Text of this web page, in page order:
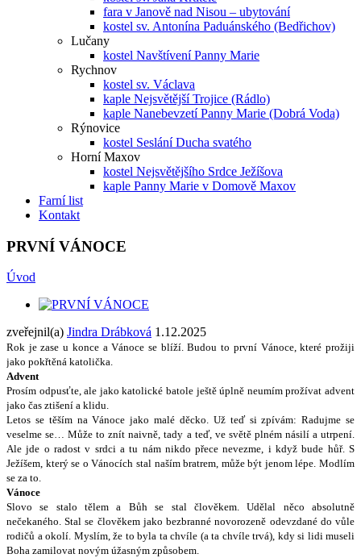
fara v Janově nad Nisou – ubytování
kostel sv. Antonína Paduánského (Bedřichov)
Lučany
kostel Navštívení Panny Marie
Rychnov
kostel sv. Václava
kaple Nejsvětější Trojice (Rádlo)
kaple Nanebevzetí Panny Marie (Dobrá Voda)
Rýnovice
kostel Seslání Ducha svatého
Horní Maxov
kostel Nejsvětějšího Srdce Ježíšova
kaple Panny Marie v Domově Maxov
Farní list
Kontakt
PRVNÍ VÁNOCE
Úvod
zveřejnil(a) Jindra Drábková 1.12.2025
Rok je zase u konce a Vánoce se blíží. Budou to první Vánoce, které prožiji
jako pokřtěná katolička.
Advent
Prosím odpusťte, ale jako katolické batole ještěúplně neumím prožívat advent
jako čas ztišení a klidu.
Letos se těším na Vánoce jako malé děcko. Už teď si zpívám: Radujme se
veselme se… Může to znít naivně, tady a teď, ve světě plném násilí a utrpení.
Ale jde o radost v srdci a tu nám nikdo přece nevezme, i kdyžbude hůř. S
Ježíšem, kterýse o Vánocích stal naším bratrem, může být jenom lépe. Modlím
se za to.
Vánoce
Slovo se stalo tělem a Bůh se stal člověkem. Udělal něco absolutně
nečekaného. Stal se člověkem jako bezbranné novorozeně odevzdané do vůle
rodičů a okolí. Myslím, že to byla ta chvíle (a ta chvíle trvá), kdy si lidi museli
Boha zamilovat novým úžasným způsobem.